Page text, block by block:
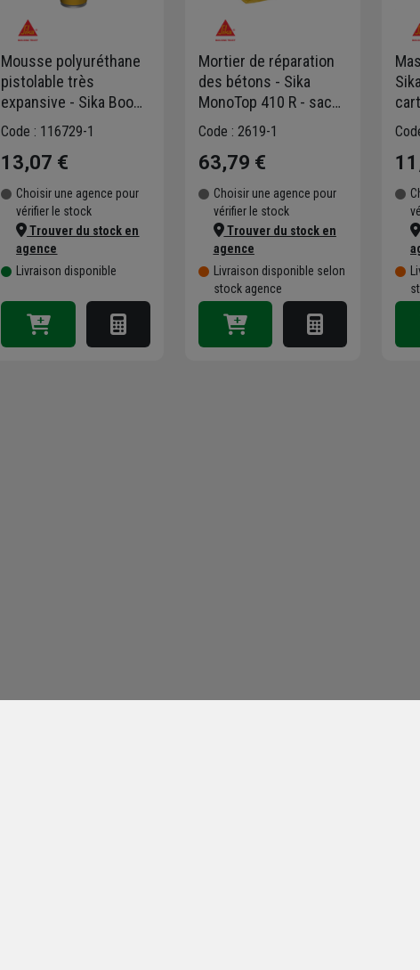
Mousse polyuréthane
pistolable très
expansive - Sika Boom
543 Maxi - Beige -
Code : 116729-1
13,07 €
Choisir une agence pour
vérifier le stock
Trouver du stock en
agence
Livraison disponible
Mortier de réparation
des bétons - Sika
MonoTop 410 R - sac
de 25 kg
Code : 2619-1
63,79 €
Choisir une agence pour
vérifier le stock
Trouver du stock en
agence
Livraison disponible selon
stock agence
blanc